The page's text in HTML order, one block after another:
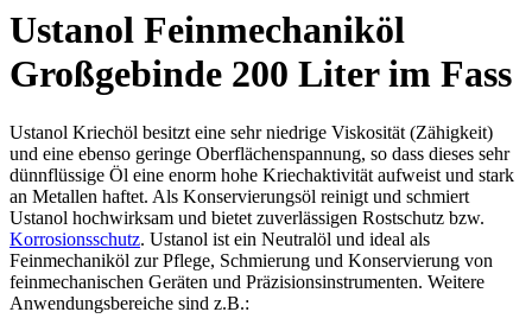
Ustanol Feinmechaniköl
Großgebinde 200 Liter im Fass
Ustanol Kriechöl besitzt eine sehr niedrige Viskosität (Zähigkeit)
und eine ebenso geringe Oberflächenspannung, so dass dieses sehr
dünnflüssige Öl eine enorm hohe Kriechaktivität aufweist und stark
an Metallen haftet. Als Konservierungsöl reinigt und schmiert
Ustanol hochwirksam und bietet zuverlässigen Rostschutz bzw.
Korrosionsschutz. Ustanol ist ein Neutralöl und ideal als
Feinmechaniköl zur Pflege, Schmierung und Konservierung von
feinmechanischen Geräten und Präzisionsinstrumenten. Weitere
Anwendungsbereiche sind z.B.: